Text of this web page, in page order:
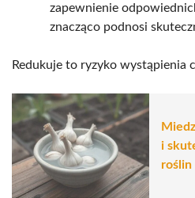
zapewnienie
znacząco podnosi
Redukuje to ryzyko wystąpienia
i
roślin